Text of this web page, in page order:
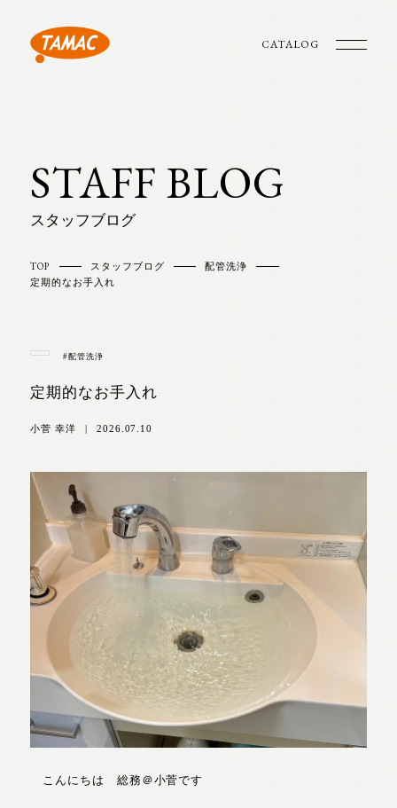
CATALOG
STAFF BLOG
スタッフブログ
TOP スタッフブログ
配管洗浄
定期的なお手入れ
#配管洗浄
定期的なお手入れ
小菅 幸洋 | 2026.07.10
こんにちは 総務＠小菅です